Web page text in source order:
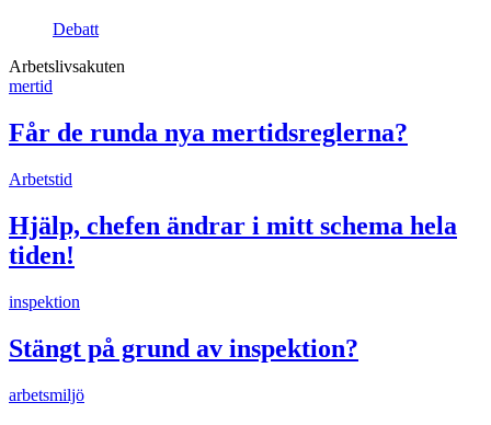
Debatt
Arbetslivsakuten
mertid
Får de runda nya mertidsreglerna?
Arbetstid
Hjälp, chefen ändrar i mitt schema hela
tiden!
inspektion
Stängt på grund av inspektion?
arbetsmiljö